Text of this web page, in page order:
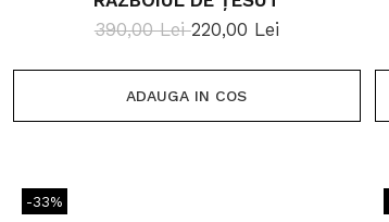
390,00 Lei220,00 Lei
ADAUGA IN COS
-33%